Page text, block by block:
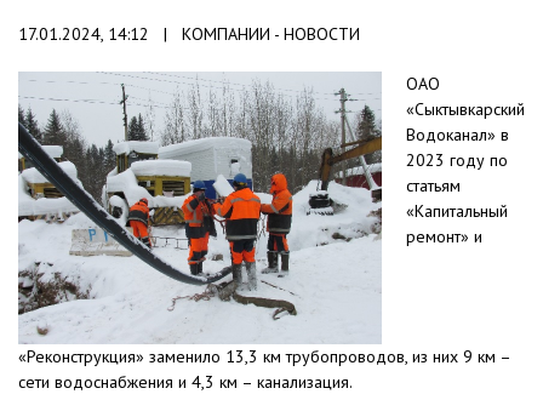
17.01.2024, 14:12 | КОМПАНИИ - НОВОСТИ
ОАО
«Сыктывкарский
Водоканал» в
2023 году по
статьям
«Капитальный
ремонт» и
«Реконструкция» заменило 13,3 км трубопроводов, из них 9 км –
сети водоснабжения и 4,3 км – канализация.